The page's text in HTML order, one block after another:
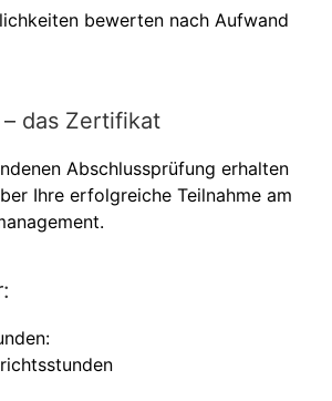
bewerten nach Aufwand
das Zertifikat
Abschlussprüfung erhalten
Ihre erfolgreiche Teilnahme am